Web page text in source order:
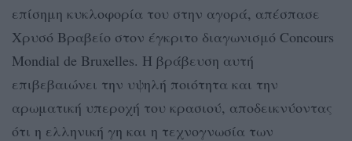
επίσημη κυκλοφορία του στην αγορά, απέσπασε
Χρυσό Βραβείο στον έγκριτο διαγωνισμό Concours
Mondial de Bruxelles. Η βράβευση αυτή
επιβεβαιώνει την υψηλή ποιότητα και την
αρωματική υπεροχή του κρασιού, αποδεικνύοντας
ότι η ελληνική γη και η τεχνογνωσία των